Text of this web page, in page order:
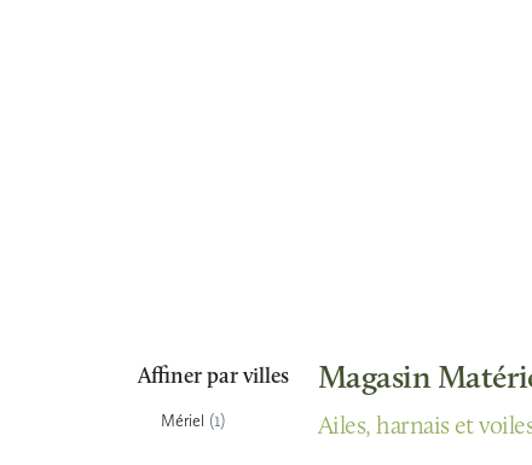
Affiner par villes
Mériel (1)
Magasin
Ailes, harnais et